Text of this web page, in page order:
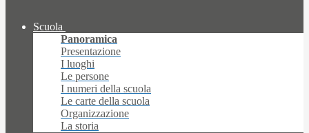
Scuola
Panoramica
Presentazione
I luoghi
Le persone
I numeri della scuola
Le carte della scuola
Organizzazione
La storia